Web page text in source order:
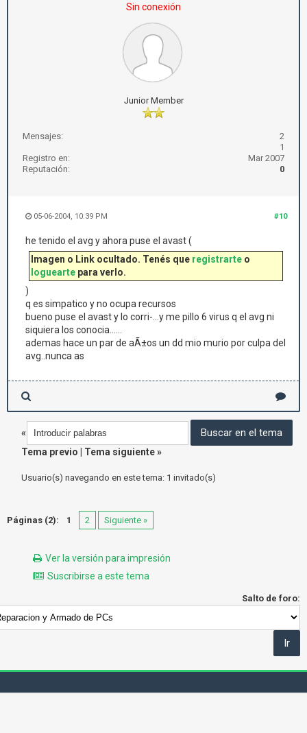
Sin conexión
Junior Member
Mensajes:
2
1
Registro en:
Mar 2007
Reputación:
0
#10
05-06-2004, 10:39 PM
he tenido el avg y ahora puse el avast (
Imagen o Link ocultado. Tenés que registrarte o
loguearte para verlo.
)
q es simpatico y no ocupa recursos
bueno puse el avast y lo corri-...y me pillo 6 virus q el avg ni
siquiera los conocia......
ademas hace un par de aÃ±os un dd mio murio por culpa del
avg..nunca as
«
Tema previo
Tema siguiente»
Usuario(s) navegando en este tema: 1 invitado(s)
Páginas (2): 1 2 Siguiente »
Ver la versión para impresión
Suscribirse a este tema
Salto de foro: